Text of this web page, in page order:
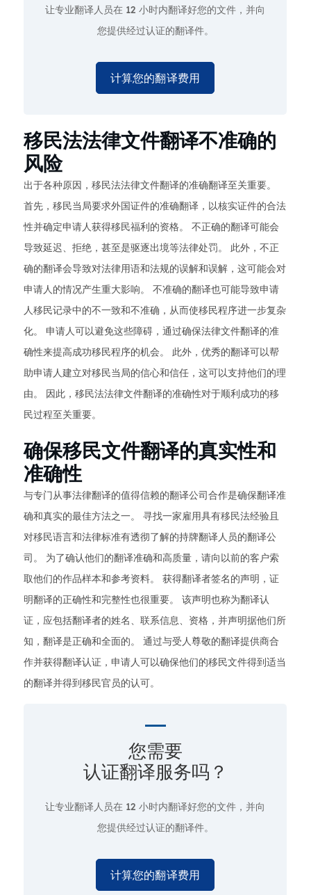
让专业翻译人员在 12 小时内翻译好您的文件，并向
您提供经过认证的翻译件。
计算您的翻译费用
移民法法律文件翻译不准确的
风险
出于各种原因，移民法法律文件翻译的准确翻译至关重要。
首先，移民当局要求外国证件的准确翻译，以核实证件的合法
性并确定申请人获得移民福利的资格。 不正确的翻译可能会
导致延迟、拒绝，甚至是驱逐出境等法律处罚。 此外，不正
确的翻译会导致对法律用语和法规的误解和误解，这可能会对
申请人的情况产生重大影响。 不准确的翻译也可能导致申请
人移民记录中的不一致和不准确，从而使移民程序进一步复杂
化。 申请人可以避免这些障碍，通过确保法律文件翻译的准
确性来提高成功移民程序的机会。 此外，优秀的翻译可以帮
助申请人建立对移民当局的信心和信任，这可以支持他们的理
由。 因此，移民法法律文件翻译的准确性对于顺利成功的移
民过程至关重要。
确保移民文件翻译的真实性和
准确性
与专门从事法律翻译的值得信赖的翻译公司合作是确保翻译准
确和真实的最佳方法之一。 寻找一家雇用具有移民法经验且
对移民语言和法律标准有透彻了解的持牌翻译人员的翻译公
司。 为了确认他们的翻译准确和高质量，请向以前的客户索
取他们的作品样本和参考资料。 获得翻译者签名的声明，证
明翻译的正确性和完整性也很重要。 该声明也称为翻译认
证，应包括翻译者的姓名、联系信息、资格，并声明据他们所
知，翻译是正确和全面的。 通过与受人尊敬的翻译提供商合
作并获得翻译认证，申请人可以确保他们的移民文件得到适当
的翻译并得到移民官员的认可。
您需要
认证翻译服务吗？
让专业翻译人员在 12 小时内翻译好您的文件，并向
您提供经过认证的翻译件。
计算您的翻译费用